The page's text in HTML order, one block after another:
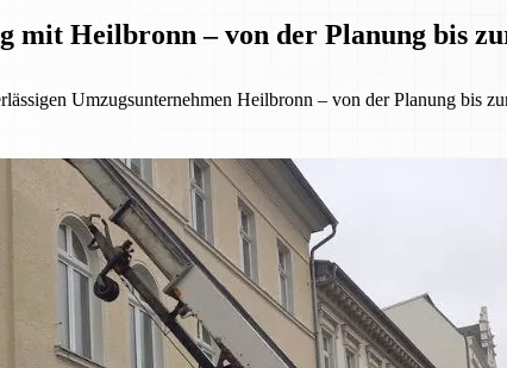
mit Heilbronn – von der Planung bis
Umzugsunternehmen Heilbronn – von der Planung bis